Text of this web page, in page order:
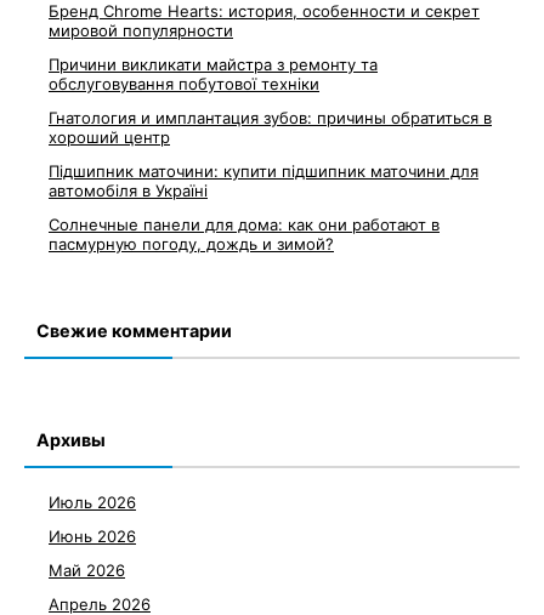
Бренд Chrome Hearts: история, особенности и секрет
мировой популярности
Причини викликати майстра з ремонту та
обслуговування побутової техніки
Гнатология и имплантация зубов: причины обратиться в
хороший центр
Підшипник маточини: купити підшипник маточини для
автомобіля в Україні
Солнечные панели для дома: как они работают в
пасмурную погоду, дождь и зимой?
Свежие комментарии
Архивы
Июль 2026
Июнь 2026
Май 2026
Апрель 2026